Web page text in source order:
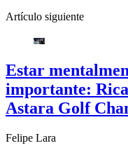
Artículo siguiente
Estar
importante:
Astara Golf
Felipe Lara